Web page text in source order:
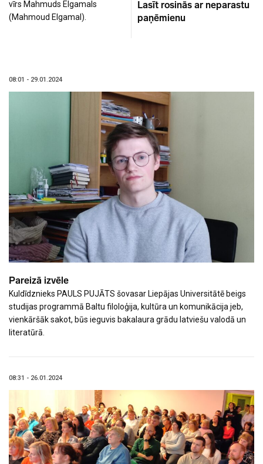
vīrs Mahmuds Elgamals
(Mahmoud Elgamal).
Lasīt rosinās ar neparastu
paņēmienu
Pareizā izvēle
Kuldīdznieks PAULS PUJĀTS šovasar Liepājas Universitātē beigs
studijas programmā Baltu filoloģija, kultūra un komunikācija jeb,
vienkāršāk sakot, būs ieguvis bakalaura grādu latviešu valodā un
literatūrā.
08:01 - 29.01.2024
08:31 - 26.01.2024